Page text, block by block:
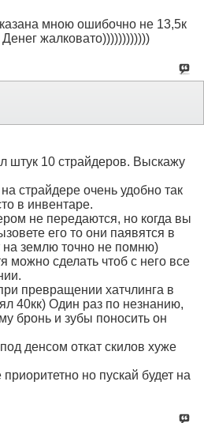
мною ошибочно не 13,5к
жалковато))))))))))))
штук 10 страйдеров. Выскажу
страйдере очень удобно так
в инвентаре.
не передаются, но когда вы
его то они паявятся в
на землю точно не помню)
можно сделать чтоб с него все
превращении хатчлинга в
40кк) Один раз по незнанию,
бронь и зубы поносить он
денсом откат скилов хуже
но пускай будет на